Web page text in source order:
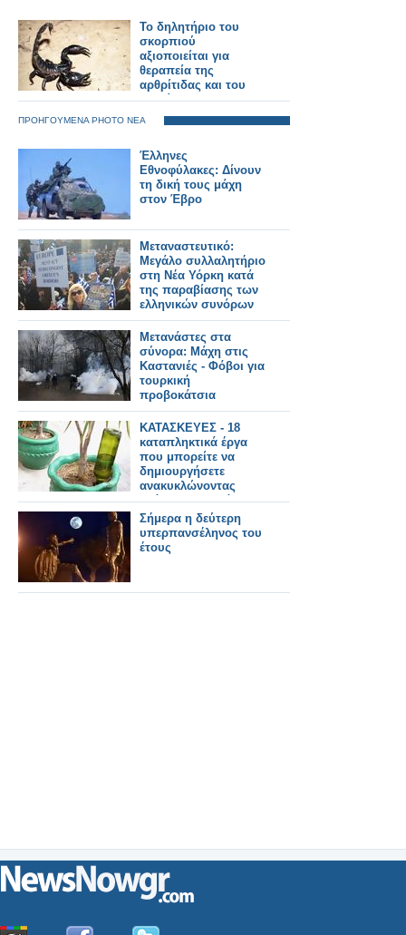
Το δηλητήριο του
σκορπιού
αξιοποιείται για
θεραπεία της
αρθρίτιδας και του
καρκίνου του
εγκεφάλου
ΠΡΟΗΓΟΥΜΕΝΑ PHOTO ΝΕΑ
Έλληνες
Εθνοφύλακες: Δίνουν
τη δική τους μάχη
στον Έβρο
Μεταναστευτικό:
Μεγάλο συλλαλητήριο
στη Νέα Υόρκη κατά
της παραβίασης των
ελληνικών συνόρων
Μετανάστες στα
σύνορα: Μάχη στις
Καστανιές - Φόβοι για
τουρκική
προβοκάτσια
ΚΑΤΑΣΚΕΥΕΣ - 18
καταπληκτικά έργα
που μπορείτε να
δημιουργήσετε
ανακυκλώνοντας
γυάλινα μπουκάλια.
Σήμερα η δεύτερη
υπερπανσέληνος του
έτους